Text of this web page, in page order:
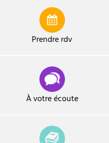
Prendre rdv
À votre écoute